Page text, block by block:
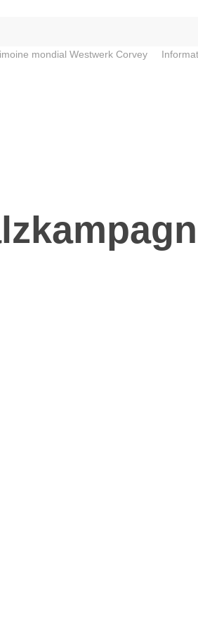
mondial Westwerk Corvey